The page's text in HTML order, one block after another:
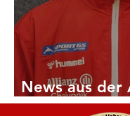
News aus der
kurz